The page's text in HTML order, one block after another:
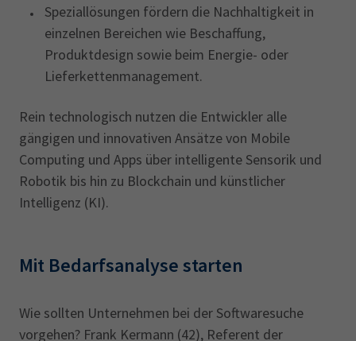
Speziallösungen fördern die Nachhaltigkeit in
einzelnen Bereichen wie Beschaffung,
Produktdesign sowie beim Energie- oder
Lieferkettenmanagement.
Rein technologisch nutzen die Entwickler alle
gängigen und innovativen Ansätze von Mobile
Computing und Apps über intelligente Sensorik und
Robotik bis hin zu Blockchain und künstlicher
Intelligenz (KI).
Mit Bedarfsanalyse starten
Wie sollten Unternehmen bei der Softwaresuche
vorgehen? Frank Kermann (42), Referent der